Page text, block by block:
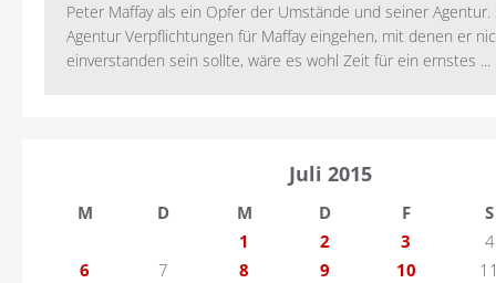
Peter Maffay als ein Opfer der Umstände und seiner Agentur.
Agentur Verpflichtungen für Maffay eingehen, mit denen er
einverstanden sein sollte, wäre es wohl Zeit für ein ernstes ...
Juli 2015
M D M D F
S
1
2 3
4
6
7 8 9 10